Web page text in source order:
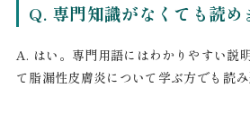
Q. 専門知識がなくても読め
A. はい。専門用語にはわかりやすい説
て脂漏性皮膚炎について学ぶ方でも読み